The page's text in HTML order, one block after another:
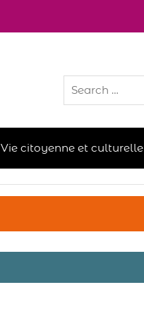
Vie citoyenne et culturelle